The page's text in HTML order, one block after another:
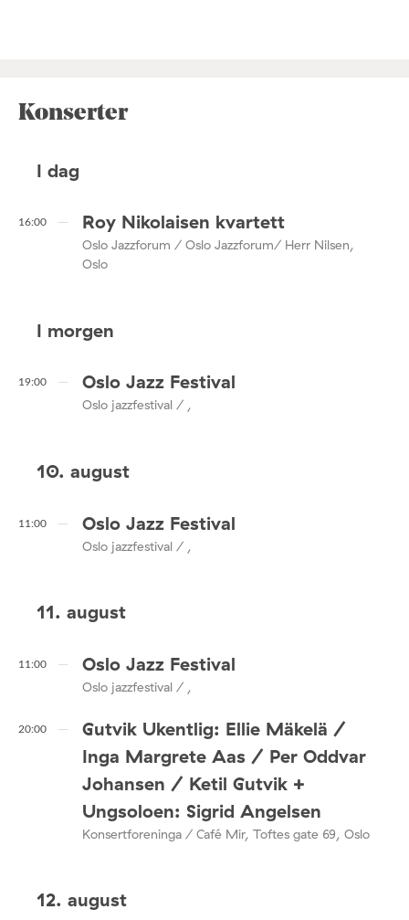
Konserter
I dag
16:00 Roy Nikolaisen kvartett
Oslo Jazzforum / Oslo Jazzforum/ Herr Nilsen,
Oslo
I morgen
19:00 Oslo Jazz Festival
Oslo jazzfestival / ,
10. august
11:00 Oslo Jazz Festival
Oslo jazzfestival / ,
11. august
11:00 Oslo Jazz Festival
Oslo jazzfestival / ,
20:00
Gutvik Ukentlig: Ellie Mäkelä /
Inga Margrete Aas / Per Oddvar
Johansen / Ketil Gutvik +
Ungsoloen: Sigrid Angelsen
Konsertforeninga / Café Mir, Toftes gate 69, Oslo
12. august